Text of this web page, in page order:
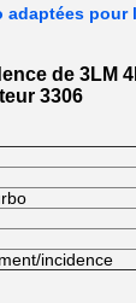
adaptées pour
de 3LM
3306
incidence